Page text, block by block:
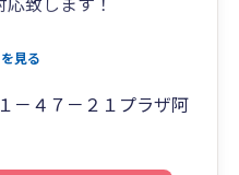
相続）に精通した公
な対応
かりやすく、丁寧な
見る
－４７－２１プラザ阿